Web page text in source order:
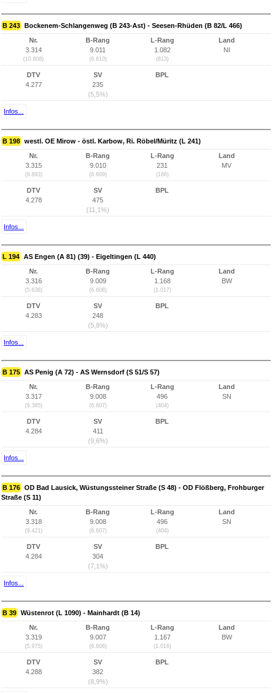
B 243 Bockenem-Schlangenweg (B 243-Ast) - Seesen-Rhüden (B 82/L 466)
Nr.
3.314
(10.808)
B-Rang
9.011
(6.610)
L-Rang
1.082
(813)
Land
NI
DTV
4.277
SV
235
(5,5%)
BPL
Infos...
B 198 westl. OE Mirow - östl. Karbow, Ri. Röbel/Müritz (L 241)
Nr.
3.315
(9.893)
B-Rang
9.010
(6.609)
L-Rang
231
(166)
Land
MV
DTV
4.278
SV
475
(11,1%)
BPL
Infos...
L 194 AS Engen (A 81) (39) - Eigeltingen (L 440)
Nr.
3.316
(5.638)
B-Rang
9.009
(6.608)
L-Rang
1.168
(1.017)
Land
BW
DTV
4.283
SV
248
(5,8%)
BPL
Infos...
B 175 AS Penig (A 72) - AS Wernsdorf (S 51/S 57)
Nr.
3.317
(9.385)
B-Rang
9.008
(6.607)
L-Rang
496
(404)
Land
SN
DTV
4.284
SV
411
(9,6%)
BPL
Infos...
B 176 OD Bad Lausick, Wüstungssteiner Straße (S 48) - OD Flößberg, Frohburger
Straße (S 11)
Nr.
3.318
(9.421)
B-Rang
9.008
(6.607)
L-Rang
496
(404)
Land
SN
DTV
4.284
SV
304
(7,1%)
BPL
Infos...
B 39 Wüstenrot (L 1090) - Mainhardt (B 14)
Nr.
3.319
(5.975)
B-Rang
9.007
(6.606)
L-Rang
1.167
(1.016)
Land
BW
DTV
4.288
SV
382
(8,9%)
BPL